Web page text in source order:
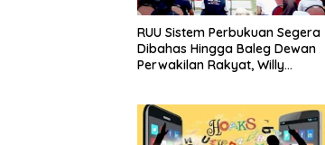
RUU Sistem Perbukuan Segera
Dibahas Hingga Baleg Dewan
Perwakilan Rakyat, Willy